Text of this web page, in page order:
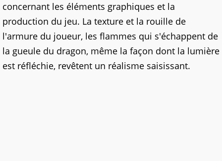
concernant les éléments graphiques et la
production du jeu. La texture et la rouille de
l'armure du joueur, les flammes qui s'échappent de
la gueule du dragon, même la façon dont la lumière
est réfléchie, revêtent un réalisme saisissant.